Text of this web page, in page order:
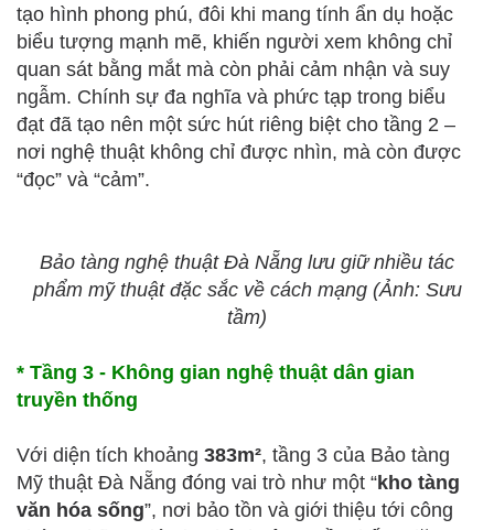
tạo hình phong phú, đôi khi mang tính ẩn dụ hoặc
biểu tượng mạnh mẽ, khiến người xem không chỉ
quan sát bằng mắt mà còn phải cảm nhận và suy
ngẫm. Chính sự đa nghĩa và phức tạp trong biểu
đạt đã tạo nên một sức hút riêng biệt cho tầng 2 –
nơi nghệ thuật không chỉ được nhìn, mà còn được
“đọc” và “cảm”.
Bảo tàng nghệ thuật Đà Nẵng lưu giữ nhiều tác
phẩm mỹ thuật đặc sắc về cách mạng (Ảnh: Sưu
tầm)
* Tầng 3 - Không gian nghệ thuật dân gian
truyền thống
Với diện tích khoảng 383m², tầng 3 của Bảo tàng
Mỹ thuật Đà Nẵng đóng vai trò như một “kho tàng
văn hóa sống”, nơi bảo tồn và giới thiệu tới công